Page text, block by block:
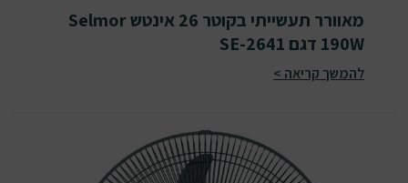
מאוורר תעשייתי בקוטר 26 אינטש Selmor
190W דגם SE-2641
להמשך קריאה